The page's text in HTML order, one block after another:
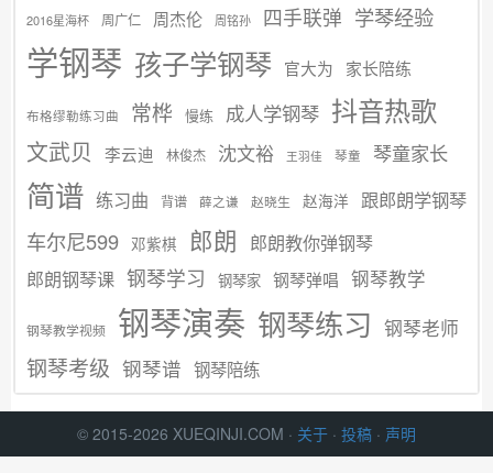
2016星海杯 周广仁 周杰伦 周铭孙 四手联弹 学琴经验
学钢琴 孩子学钢琴 官大为 家长陪练
布格缪勒练习曲 常桦 慢练 成人学钢琴 抖音热歌
文武贝 李云迪 林俊杰 沈文裕 王羽佳 琴童 琴童家长
简谱 练习曲 背谱 薛之谦 赵晓生 赵海洋 跟郎朗学钢琴
车尔尼599 邓紫棋 郎朗 郎朗教你弹钢琴
郎朗钢琴课 钢琴学习 钢琴家 钢琴弹唱 钢琴教学
钢琴教学视频 钢琴演奏 钢琴练习 钢琴老师
钢琴考级 钢琴谱 钢琴陪练
© 2015-2026 XUEQINJI.COM · 关于 · 投稿 · 声明